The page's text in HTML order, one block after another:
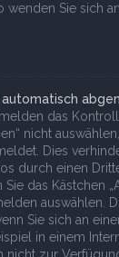
wenden Sie sich
das
nicht
Dies
durch einen
das Kästchen
auswählen.
Sie sich an
in einem